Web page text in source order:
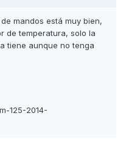
mandos está muy bien,
de temperatura, solo la
tiene aunque no tenga
125-2014-